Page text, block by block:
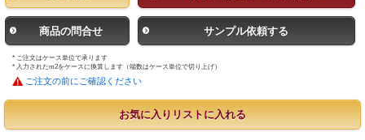
商品の問合せ サンプル依頼する
* ご注文はケース単位で承ります
* 入力されたm2をケースに換算します（端数はケース単位で切り上げ）
ご注文の前にご確認ください
お気に入りリストに入れる